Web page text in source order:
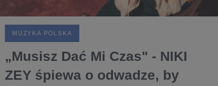
MUZYKA POLSKA
„Musisz Dać Mi Czas" - NIKI
ZEY śpiewa o odwadze, by